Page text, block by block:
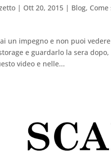
| Ott 20, 2015 | Blog, Come
un impegno e non puoi
e guardarlo la sera
video e nelle...